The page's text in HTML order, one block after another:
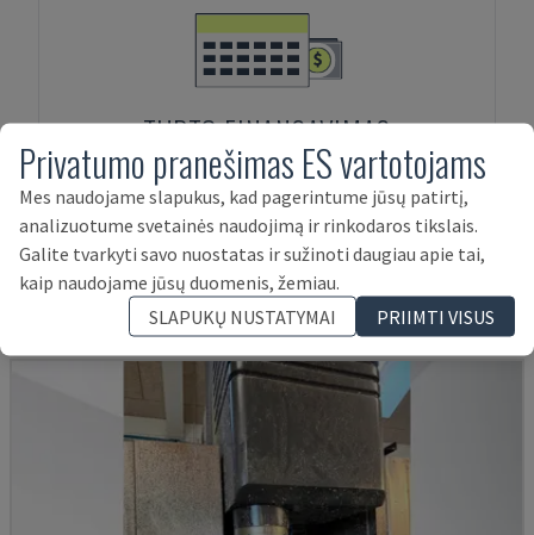
TURTO FINANSAVIMAS
Produktai, susiję su:MazakVTC 200
B
Privatumo pranešimas ES vartotojams
Mes naudojame slapukus, kad pagerintume jūsų patirtį,
analizuotume svetainės naudojimą ir rinkodaros tikslais.
Galite tvarkyti savo nuostatas ir sužinoti daugiau apie tai,
kaip naudojame jūsų duomenis, žemiau.
SLAPUKŲ NUSTATYMAI
PRIIMTI VISUS